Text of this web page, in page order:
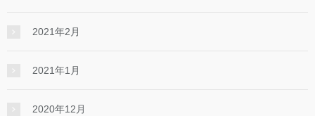
2021年2月
2021年1月
2020年12月